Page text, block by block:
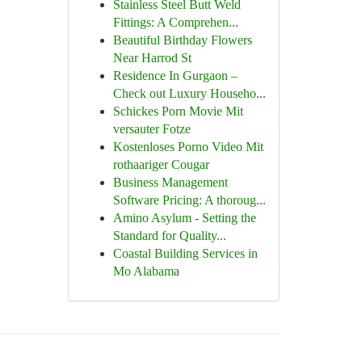
Stainless Steel Butt Weld
Fittings: A Comprehen...
Beautiful Birthday Flowers
Near Harrod St
Residence In Gurgaon –
Check out Luxury Househo...
Schickes Porn Movie Mit
versauter Fotze
Kostenloses Porno Video Mit
rothaariger Cougar
Business Management
Software Pricing: A thoroug...
Amino Asylum - Setting the
Standard for Quality...
Coastal Building Services in
Mo Alabama